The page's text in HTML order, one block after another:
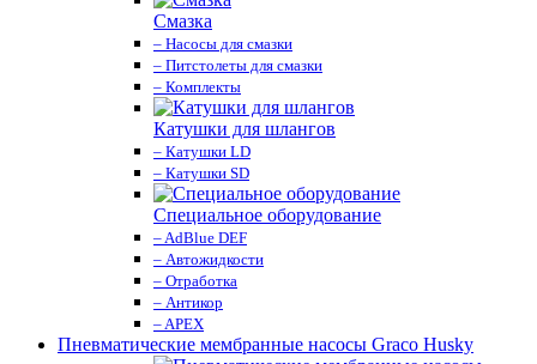
Смазка
– Насосы для смазки
– Питстолеты для смазки
– Комплекты
Катушки для шлангов
– Катушки LD
– Катушки SD
Специальное оборудование
– AdBlue DEF
– Автожидкости
– Отработка
– Антикор
– APEX
Пневматические мембранные насосы Graco Husky